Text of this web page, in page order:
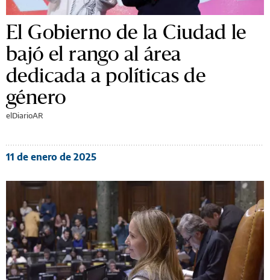
El Gobierno de la Ciudad le
bajó el rango al área
dedicada a políticas de
género
elDiarioAR
11 de enero de 2025